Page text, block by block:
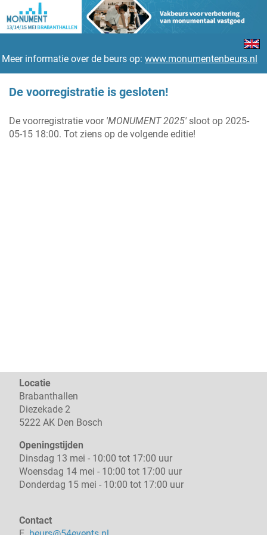
Meer informatie over de beurs op: www.monumentenbeurs.nl
De voorregistratie is gesloten!
De voorregistratie voor 'MONUMENT 2025' sloot op 2025-
05-15 18:00. Tot ziens op de volgende editie!
Locatie
Brabanthallen
Diezekade 2
5222 AK Den Bosch
Openingstijden
Dinsdag 13 mei - 10:00 tot 17:00 uur
Woensdag 14 mei - 10:00 tot 17:00 uur
Donderdag 15 mei - 10:00 tot 17:00 uur
Contact